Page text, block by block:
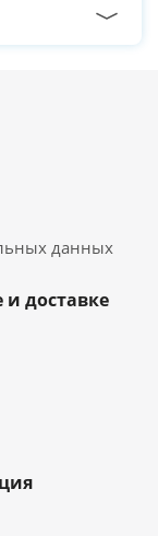
данных
доставке